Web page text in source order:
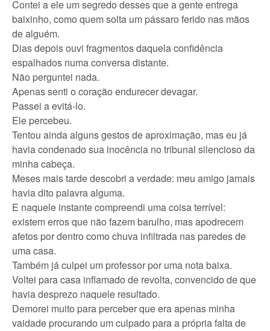
Contei a ele um segredo desses que a gente entrega
baixinho, como quem solta um pássaro ferido nas mãos
de alguém.
Dias depois ouvi fragmentos daquela confidência
espalhados numa conversa distante.
Não perguntei nada.
Apenas senti o coração endurecer devagar.
Passei a evitá-lo.
Ele percebeu.
Tentou ainda alguns gestos de aproximação, mas eu já
havia condenado sua inocência no tribunal silencioso da
minha cabeça.
Meses mais tarde descobri a verdade: meu amigo jamais
havia dito palavra alguma.
E naquele instante compreendi uma coisa terrível:
existem erros que não fazem barulho, mas apodrecem
afetos por dentro como chuva infiltrada nas paredes de
uma casa.
Também já culpei um professor por uma nota baixa.
Voltei para casa inflamado de revolta, convencido de que
havia desprezo naquele resultado.
Demorei muito para perceber que era apenas minha
vaidade procurando um culpado para a própria falta de